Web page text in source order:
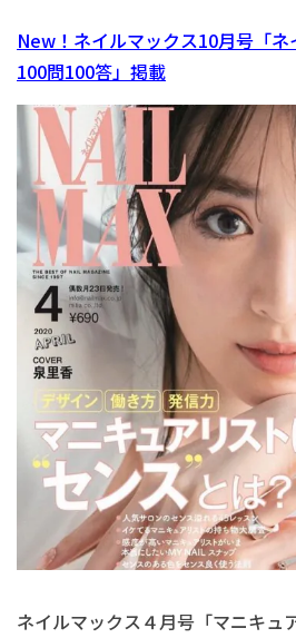
New！ネイルマックス10月号「
100問100答」掲載
ネイルマックス４月号「マニキュ